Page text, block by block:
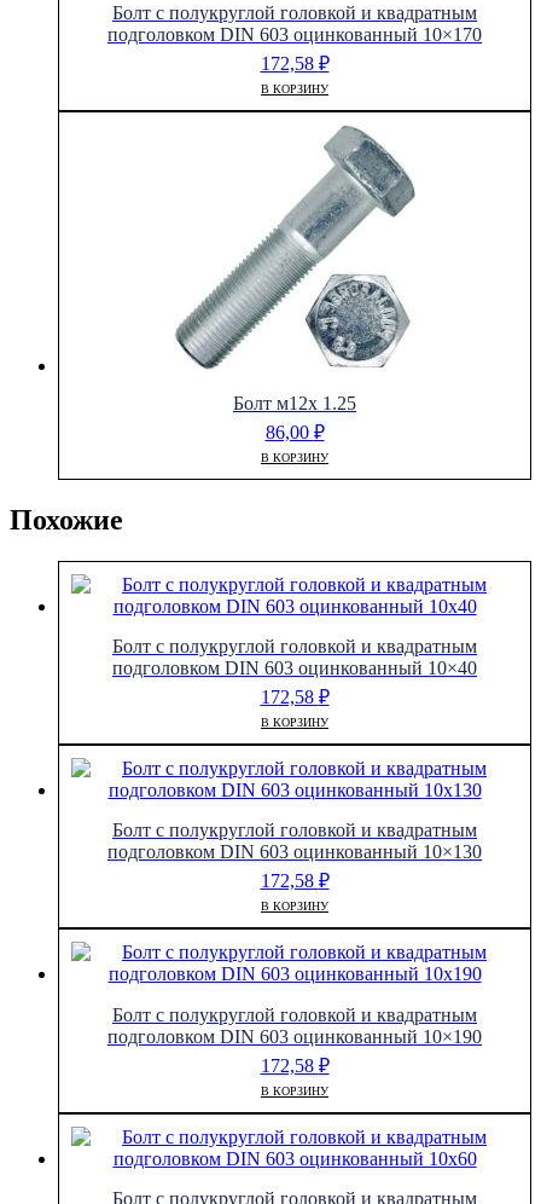
Болт с полукруглой головкой и квадратным
подголовком DIN 603 оцинкованный 10×170
172,58 ₽
В КОРЗИНУ
Болт м12х 1.25
86,00 ₽
В КОРЗИНУ
Похожие
Болт с полукруглой головкой и квадратным
подголовком DIN 603 оцинкованный 10×40
172,58 ₽
В КОРЗИНУ
Болт с полукруглой головкой и квадратным
подголовком DIN 603 оцинкованный 10×130
172,58 ₽
В КОРЗИНУ
Болт с полукруглой головкой и квадратным
подголовком DIN 603 оцинкованный 10×190
172,58 ₽
В КОРЗИНУ
Болт с полукруглой головкой и квадратным